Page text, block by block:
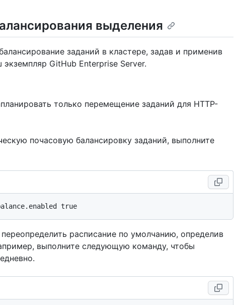
выделения
заданий в кластере, задав и применив
GitHub Enterprise Server.
только перемещение заданий для HTTP-
почасовую балансировку заданий, выполните
расписание по умолчанию, определив
выполните следующую команду, чтобы